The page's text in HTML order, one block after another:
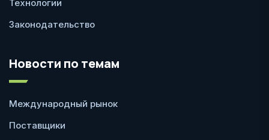
Технологии
Законодательство
Новости по темам
Международный рынок
Поставщики